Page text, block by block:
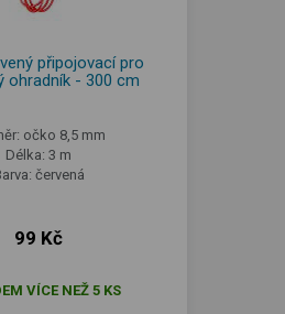
připojovací pro
ohradník - 300 cm
očko 8,5 mm
Délka: 3 m
červená
99 Kč
VÍCE NEŽ 5 KS